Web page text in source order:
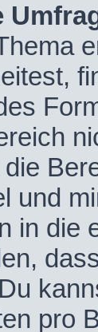
und
in die
pro